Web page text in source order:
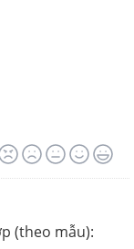
(theo mẫu):